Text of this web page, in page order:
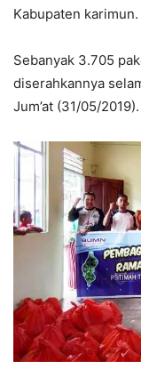
Kabupaten karimun.
Sebanyak 3.705
diserahkannya
Jum’at (31/05/2019).